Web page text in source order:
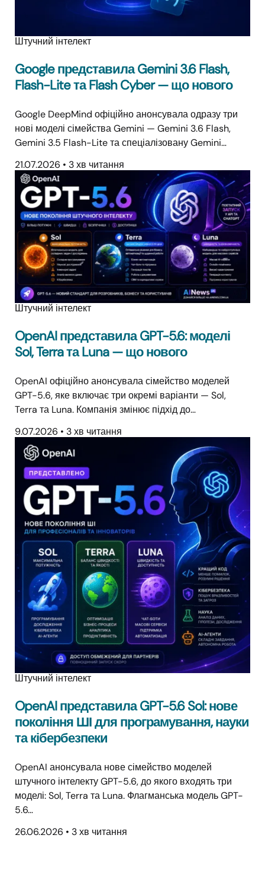
Штучний інтелект
Google представила Gemini 3.6 Flash,
Flash-Lite та Flash Cyber — що нового
Google DeepMind офіційно анонсувала одразу три
нові моделі сімейства Gemini — Gemini 3.6 Flash,
Gemini 3.5 Flash-Lite та спеціалізовану Gemini…
21.07.2026 • 3 хв читання
Штучний інтелект
OpenAI представила GPT-5.6: моделі
Sol, Terra та Luna — що нового
OpenAI офіційно анонсувала сімейство моделей
GPT-5.6, яке включає три окремі варіанти — Sol,
Terra та Luna. Компанія змінює підхід до…
9.07.2026 • 3 хв читання
Штучний інтелект
OpenAI представила GPT-5.6 Sol: нове
покоління ШІ для програмування, науки
та кібербезпеки
OpenAI анонсувала нове сімейство моделей
штучного інтелекту GPT-5.6, до якого входять три
моделі: Sol, Terra та Luna. Флагманська модель GPT-
5.6…
26.06.2026 • 3 хв читання